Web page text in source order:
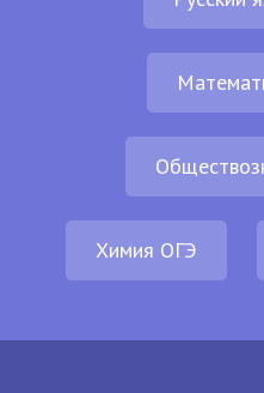
Химия ОГЭ